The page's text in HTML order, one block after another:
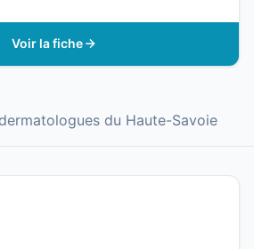
Voir la fiche
du Haute-Savoie